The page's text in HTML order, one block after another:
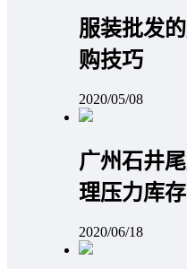
服装批发
购技巧
2020/05/08
广州石井
理压力库存
2020/06/18